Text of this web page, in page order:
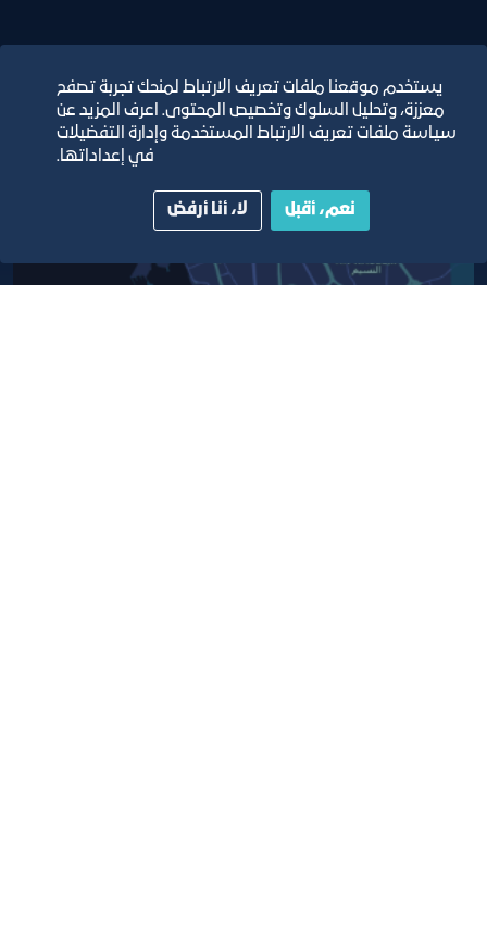
يستخدم موقعنا ملفات تعريف الارتباط لمنحك تجربة تصفح
معززة، وتحليل السلوك وتخصيص المحتوى. اعرف المزيد عن
سياسة ملفات تعريف الارتباط المستخدمة وإدارة التفضيلات
في إعداداتها.
نعم، أقبل لا، أنا أرفض